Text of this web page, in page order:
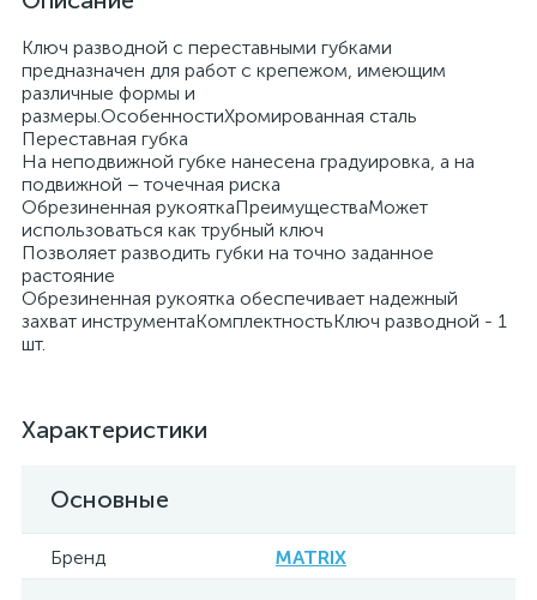
Ключ разводной с переставными губками
предназначен для работ с крепежом, имеющим
различные формы и
размеры.ОсобенностиХромированная сталь
Переставная губка
На неподвижной губке нанесена градуировка, а на
подвижной – точечная риска
Обрезиненная рукояткаПреимуществаМожет
использоваться как трубный ключ
Позволяет разводить губки на точно заданное
растояние
Обрезиненная рукоятка обеспечивает надежный
захват инструментаКомплектностьКлюч разводной - 1
шт.
Характеристики
Основные
Бренд MATRIX